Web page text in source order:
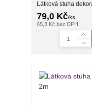
Látková stuha
79,0 Kč/ks
65,3 Kč bez DPH